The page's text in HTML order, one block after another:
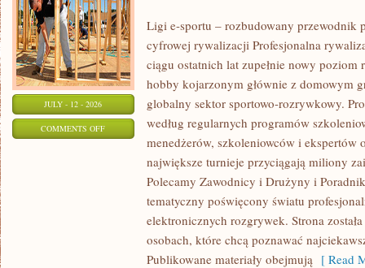
JULY - 12 - 2026
COMMENTS OFFON
Ligi e-sportu – rozbudowany przewodnik
cyfrowej rywalizacji Profesjonalna
ciągu ostatnich lat zupełnie nowy poziom
hobby kojarzonym głównie z domowym
globalny sektor sportowo-rozrywkowy.
według regularnych programów
menedżerów, szkoleniowców i ekspertów
największe turnieje przyciągają miliony
Polecamy Zawodnicy i Drużyny i
tematyczny poświęcony światu
elektronicznych rozgrywek. Strona
osobach, które chcą poznawać
Publikowane materiały obejmują [ Read